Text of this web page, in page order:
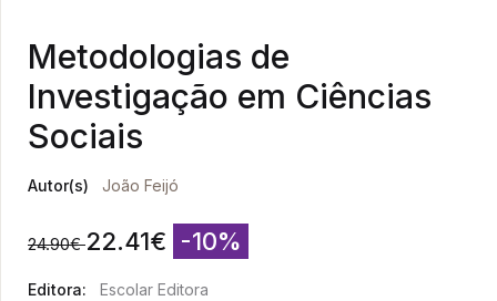
Metodologias de
Investigação em Ciências
Sociais
Autor(s) João Feijó
24.90€ 22.41€ -10%
Editora:
Escolar Editora